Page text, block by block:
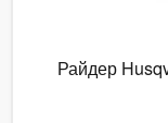
Райдер